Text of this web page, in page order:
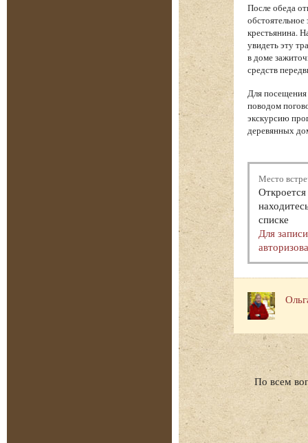
После обеда
крестьянина.
увидеть эту
в доме
средств
Для посещения
поводом
экскурсию
деревянных
Место
списке
Для
По всем